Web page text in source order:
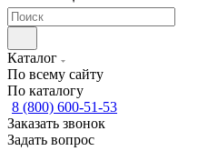
Каталог
По всему сайту
По каталогу
8 (800) 600-51-53
Заказать звонок
Задать вопрос